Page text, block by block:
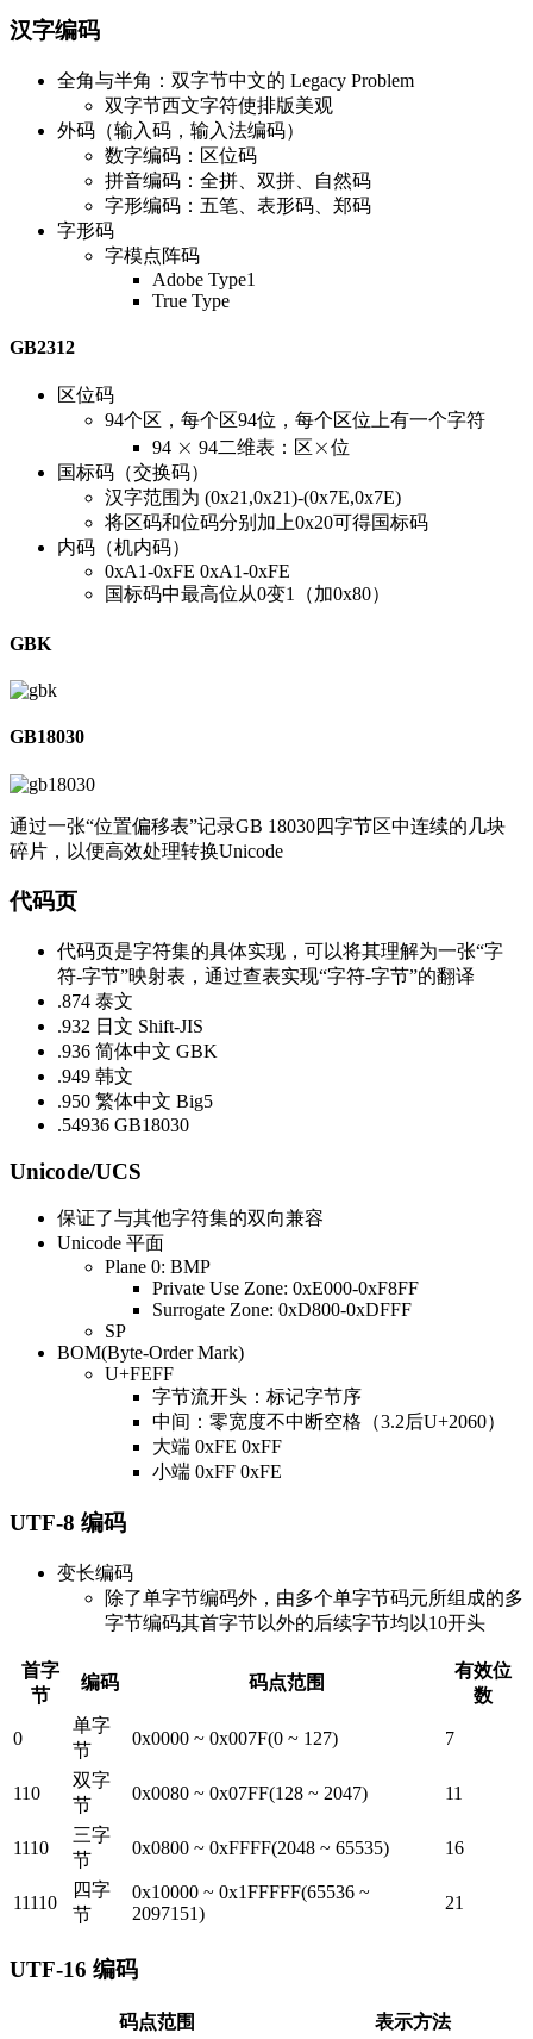
汉字编码
全角与半角：双字节中文的 Legacy Problem
双字节西文字符使排版美观
外码（输入码，输入法编码）
数字编码：区位码
拼音编码：全拼、双拼、自然码
字形编码：五笔、表形码、郑码
字形码
字模点阵码
Adobe Type1
True Type
GB2312
区位码
94个区，每个区94位，每个区位上有一个字符
94 \times
× 94二维表：区 \times
×位
国标码（交换码）
汉字范围为 (0x21,0x21)-(0x7E,0x7E)
将区码和位码分别加上0x20可得国标码
内码（机内码）
0xA1-0xFE 0xA1-0xFE
国标码中最高位从0变1（加0x80）
GBK
GB18030
通过一张“位置偏移表”记录GB 18030四字节区中连续的几块
碎片，以便高效处理转换Unicode
代码页
代码页是字符集的具体实现，可以将其理解为一张“字
符-字节”映射表，通过查表实现“字符-字节”的翻译
.874 泰文
.932 日文 Shift-JIS
.936 简体中文 GBK
.949 韩文
.950 繁体中文 Big5
.54936 GB18030
Unicode/UCS
保证了与其他字符集的双向兼容
Unicode 平面
Plane 0: BMP
Private Use Zone: 0xE000-0xF8FF
Surrogate Zone: 0xD800-0xDFFF
SP
BOM(Byte-Order Mark)
U+FEFF
字节流开头：标记字节序
中间：零宽度不中断空格（3.2后U+2060）
大端 0xFE 0xFF
小端 0xFF 0xFE
UTF-8 编码
变长编码
除了单字节编码外，由多个单字节码元所组成的多
字节编码其首字节以外的后续字节均以10开头
首字
节
编码 码点范围
有效位
数
0
单字
节
0x0000 ~ 0x007F(0 ~ 127) 7
110
双字
节
0x0080 ~ 0x07FF(128 ~ 2047) 11
1110
三字
节
0x0800 ~ 0xFFFF(2048 ~ 65535) 16
11110
四字
节
0x10000 ~ 0x1FFFFF(65536 ~
2097151)
21
UTF-16 编码
码点范围
表示方法